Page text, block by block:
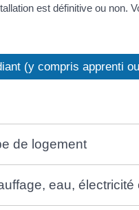
est définitive ou non.
(y compris apprenti
de logement
eau, électricité